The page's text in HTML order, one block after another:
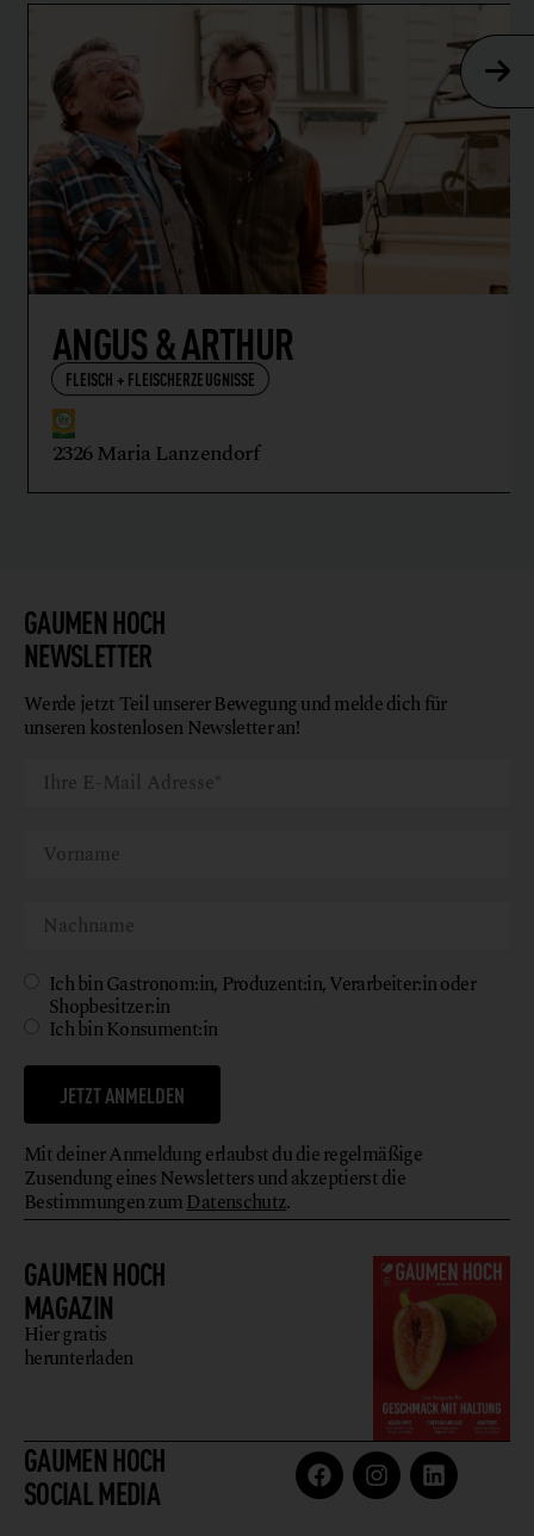
ANGUS & ARTHUR
FLEISCH + FLEISCHERZEUGNISSE
2326 Maria Lanzendorf
GAUMEN HOCH
MAGAZIN
Hier gratis
herunterladen
GAUMEN HOCH
SOCIAL MEDIA
GAUMEN HOCH
NEWSLETTER
Werde jetzt Teil unserer Bewegung und melde dich für
unseren kostenlosen Newsletter an!
Ich bin Gastronom:in, Produzent:in, Verarbeiter:in oder
Shopbesitzer:in
Ich bin Konsument:in
JETZT ANMELDEN
Mit deiner Anmeldung erlaubst du die regelmäßige
Zusendung eines Newsletters und akzeptierst die
Bestimmungen zumDatenschutz.